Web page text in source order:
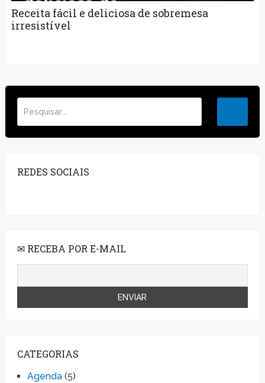
Receita fácil e deliciosa de sobremesa
irresistível
REDES SOCIAIS
✉ RECEBA POR E-MAIL
CATEGORIAS
Agenda(5)